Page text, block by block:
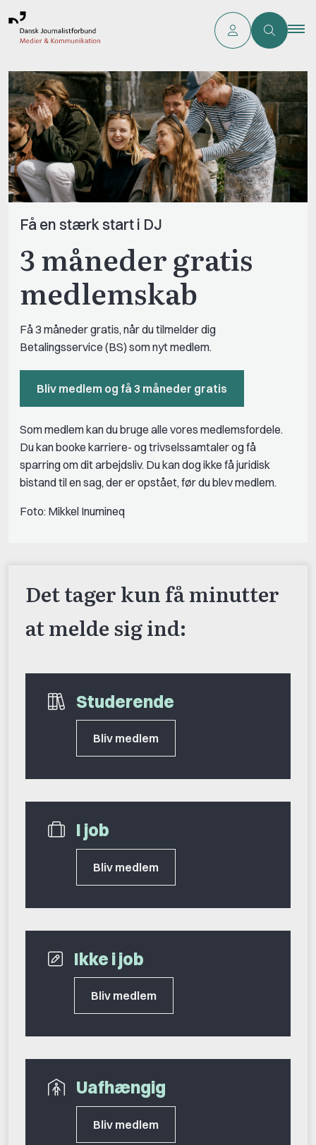
Få en stærk start i DJ
3 måneder gratis
medlemskab
Få 3 måneder gratis, når du tilmelder dig
Betalingsservice (BS) som nyt medlem.
Bliv medlem og få 3 måneder gratis
Som medlem kan du bruge alle vores medlemsfordele.
Du kan booke karriere- og trivselssamtaler og få
sparring om dit arbejdsliv. Du kan dog ikke få juridisk
bistand til en sag, der er opstået, før du blev medlem.
Foto: Mikkel Inumineq
Det tager kun få minutter
at melde sig ind:
Studerende
Bliv medlem
I job
Bliv medlem
Ikke i job
Bliv medlem
Uafhængig
Bliv medlem